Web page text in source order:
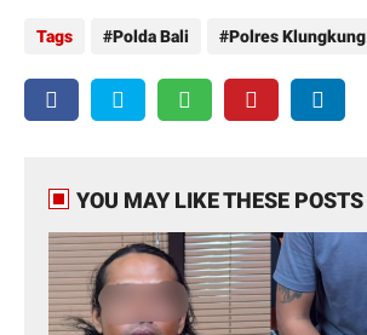
Tags Polda Bali Polres Klungkung
YOU MAY LIKE THESE POSTS